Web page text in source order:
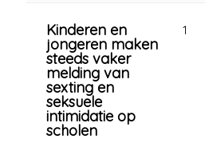
Kinderen en
jongeren maken
steeds vaker
melding van
sexting en
seksuele
intimidatie op
scholen
1